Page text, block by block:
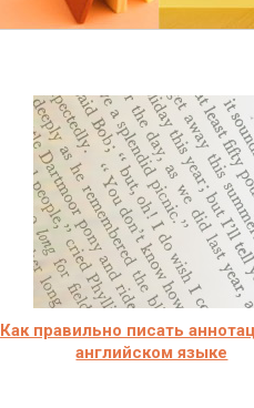
Как правильно писать
английском языке